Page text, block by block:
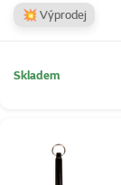
💥 Výprodej
Skladem